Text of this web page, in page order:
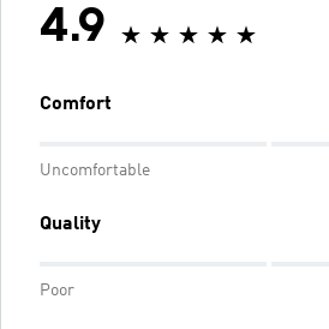
4.9
Comfort
Uncomfortable
Quality
Poor